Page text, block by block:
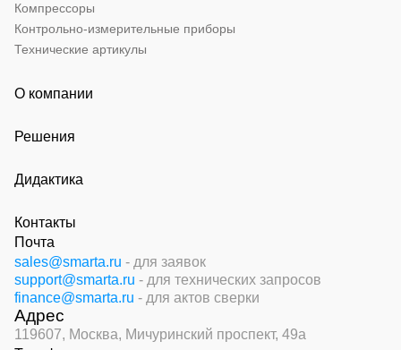
Компрессоры
Контрольно-измерительные приборы
Технические артикулы
О компании
Решения
Дидактика
Контакты
Почта
sales@smarta.ru - для заявок
support@smarta.ru - для технических запросов
finance@smarta.ru - для актов сверки
Адрес
119607, Москва, Мичуринский проспект, 49а